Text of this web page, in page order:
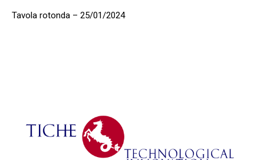
Tavola rotonda – 25/01/2024